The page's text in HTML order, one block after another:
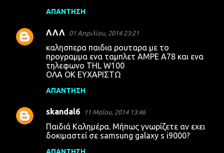
ΑΠΆΝΤΗΣΗ
ΛΛΛ 01 Απριλίου, 2014 23:21
καλησπερα παιδια ρουταρα με το
προγραμμα ενα ταμπλετ AMPE A78 και ενα
τηλεφωνο THL W100
ΟΛΑ ΟΚ ΕΥΧΑΡΙΣΤΩ
ΑΠΆΝΤΗΣΗ
skandal6 11 Μαΐου, 2014 13:46
Παιδιά Καλημέρα. Μήπως γνωρίζετε αν εχει
δοκιμαστεί σε samsung galaxy s i9000?